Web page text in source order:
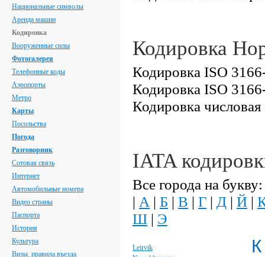
Национальные символы
Аренда машин
Кодировка
Вооруженные силы
Фотогалерея
Телефонные коды
Аэропорты
Метро
Карты
Посольства
Погода
Разговорник
Сотовая связь
Интернет
Автомобильные номера
Видео страны
Паспорта
История
Культура
Визы, правила въезда
Кодировка
Кодировка ISO
Кодировка ISO
Кодировка
IATA
Все города на букву:
| А | Б | В | Г | Д | Й |
Ш | Э
Leirvik
К